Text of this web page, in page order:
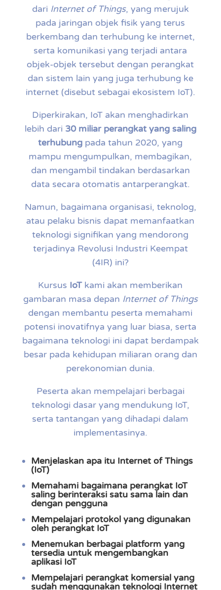
dari Internet of Things, yang merujuk
pada jaringan objek fisik yang terus
berkembang dan terhubung ke internet,
serta komunikasi yang terjadi antara
objek-objek tersebut dengan perangkat
dan sistem lain yang juga terhubung ke
internet (disebut sebagai ekosistem IoT).
Diperkirakan, IoT akan menghadirkan
lebih dari 30 miliar perangkat yang saling
terhubung pada tahun 2020, yang
mampu mengumpulkan, membagikan,
dan mengambil tindakan berdasarkan
data secara otomatis antarperangkat.
Namun, bagaimana organisasi, teknolog,
atau pelaku bisnis dapat memanfaatkan
teknologi signifikan yang mendorong
terjadinya Revolusi Industri Keempat
(4IR) ini?
Kursus IoTkami akan memberikan
gambaran masa depan Internet of Things
dengan membantu peserta memahami
potensi inovatifnya yang luar biasa, serta
bagaimana teknologi ini dapat berdampak
besar pada kehidupan miliaran orang dan
perekonomian dunia.
Peserta akan mempelajari berbagai
teknologi dasar yang mendukung IoT,
serta tantangan yang dihadapi dalam
implementasinya.
Menjelaskan apa itu Internet of Things
(IoT)
Memahami bagaimana perangkat IoT
saling berinteraksi satu sama lain dan
dengan pengguna
Mempelajari protokolyang digunakan
oleh perangkat IoT
Menemukan berbagai platform yang
tersedia untuk mengembangkan
aplikasi IoT
Mempelajari perangkat komersial yang
sudah menggunakan teknologi Internet